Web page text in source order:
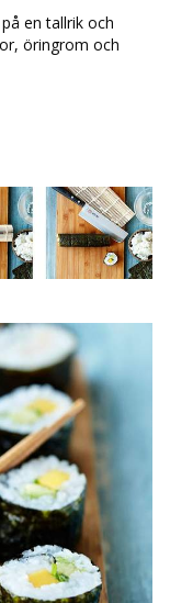
en tallrik och
öringrom och